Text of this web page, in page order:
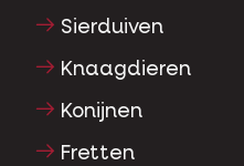
Sierduiven
Knaagdieren
Konijnen
Fretten